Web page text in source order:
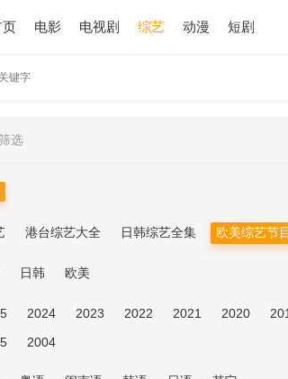
页 电影 电视剧 综艺 动漫 短剧
选
港台综艺大全 日韩综艺全集 欧美综艺节目
日韩 欧美
2024 2023 2022 2021 2020
2004